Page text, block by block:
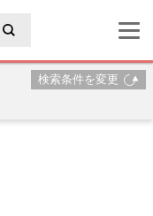
検索条件を変更